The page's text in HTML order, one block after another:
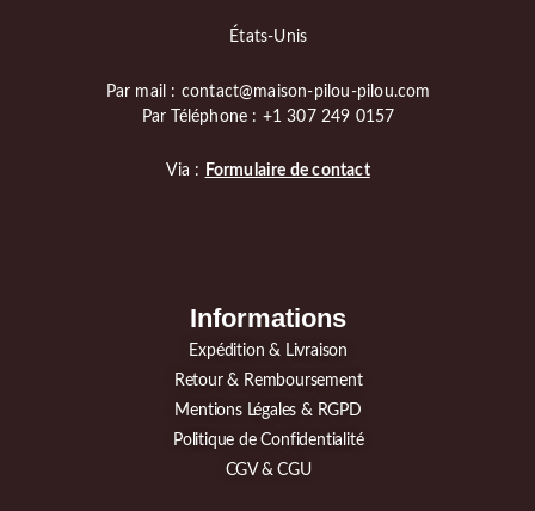
États-Unis
Par mail : contact@maison-pilou-pilou.com
Par Téléphone : +1 307 249 0157
Via : Formulaire de contact
Informations
Expédition & Livraison
Retour & Remboursement
Mentions Légales & RGPD
Politique de Confidentialité
CGV & CGU